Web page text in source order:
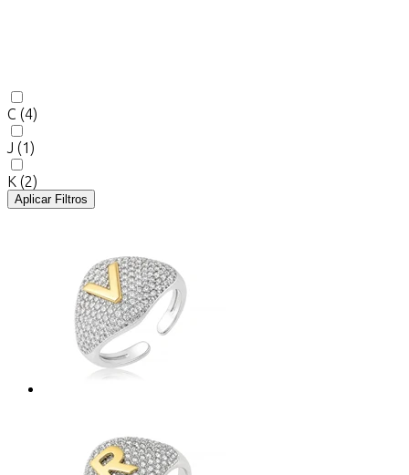
C (4)
J (1)
K (2)
Aplicar Filtros